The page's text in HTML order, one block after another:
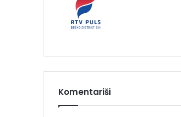
Komentariši